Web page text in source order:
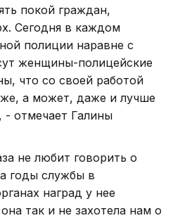
покой граждан,
Сегодня в каждом
полиции наравне с
женщины-полицейские
что со своей работой
а может, даже и лучше
- отмечает Галины
не любит говорить о
годы службы в
наград у нее
так и не захотела нам о